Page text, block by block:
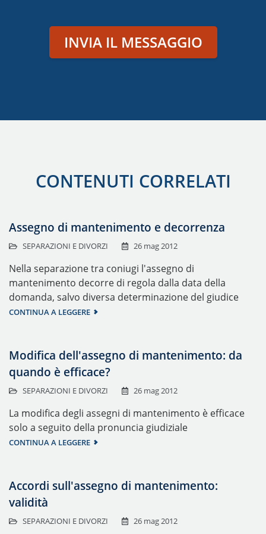
INVIA IL MESSAGGIO
CONTENUTI CORRELATI
Assegno di mantenimento e decorrenza
SEPARAZIONI E DIVORZI 26 mag 2012
Nella separazione tra coniugi l'assegno di
mantenimento decorre di regola dalla data della
domanda, salvo diversa determinazione del giudice
CONTINUA A LEGGERE
Modifica dell'assegno di mantenimento: da
quando è efficace?
SEPARAZIONI E DIVORZI 26 mag 2012
La modifica degli assegni di mantenimento è efficace
solo a seguito della pronuncia giudiziale
CONTINUA A LEGGERE
Accordi sull'assegno di mantenimento:
validità
SEPARAZIONI E DIVORZI 26 mag 2012